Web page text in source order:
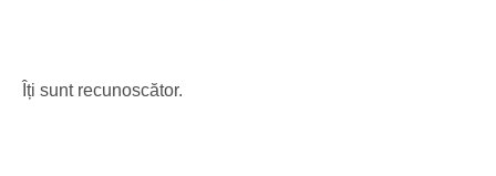
Îți sunt recunoscător.